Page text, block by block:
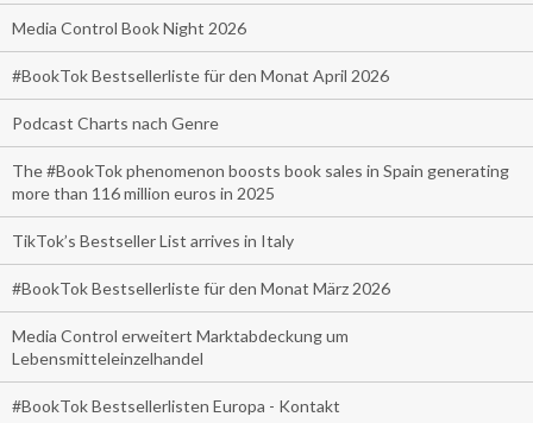
Media Control Book Night 2026
#BookTok Bestsellerliste für den Monat April 2026
Podcast Charts nach Genre
The #BookTok phenomenon boosts book sales in Spain generating
more than 116 million euros in 2025
TikTok’s Bestseller List arrives in Italy
#BookTok Bestsellerliste für den Monat März 2026
Media Control erweitert Marktabdeckung um
Lebensmitteleinzelhandel
#BookTok Bestsellerlisten Europa - Kontakt